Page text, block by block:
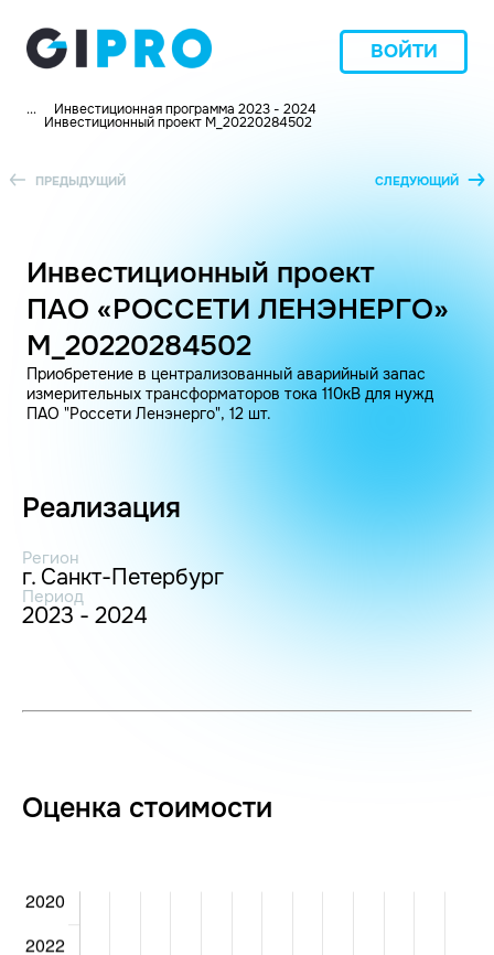
ВОЙТИ
... Инвестиционная программа 2023 - 2024
Инвестиционный проект M_20220284502
ПРЕДЫДУЩИЙ СЛЕДУЮЩИЙ
Инвестиционный проект
ПАО «РОССЕТИ ЛЕНЭНЕРГО»
M_20220284502
Приобретение в централизованный аварийный запас
измерительных трансформаторов тока 110кВ для нужд
ПАО "Россети Ленэнерго", 12 шт.
Реализация
Регион
г. Санкт-Петербург
Период
2023 - 2024
Оценка стоимости